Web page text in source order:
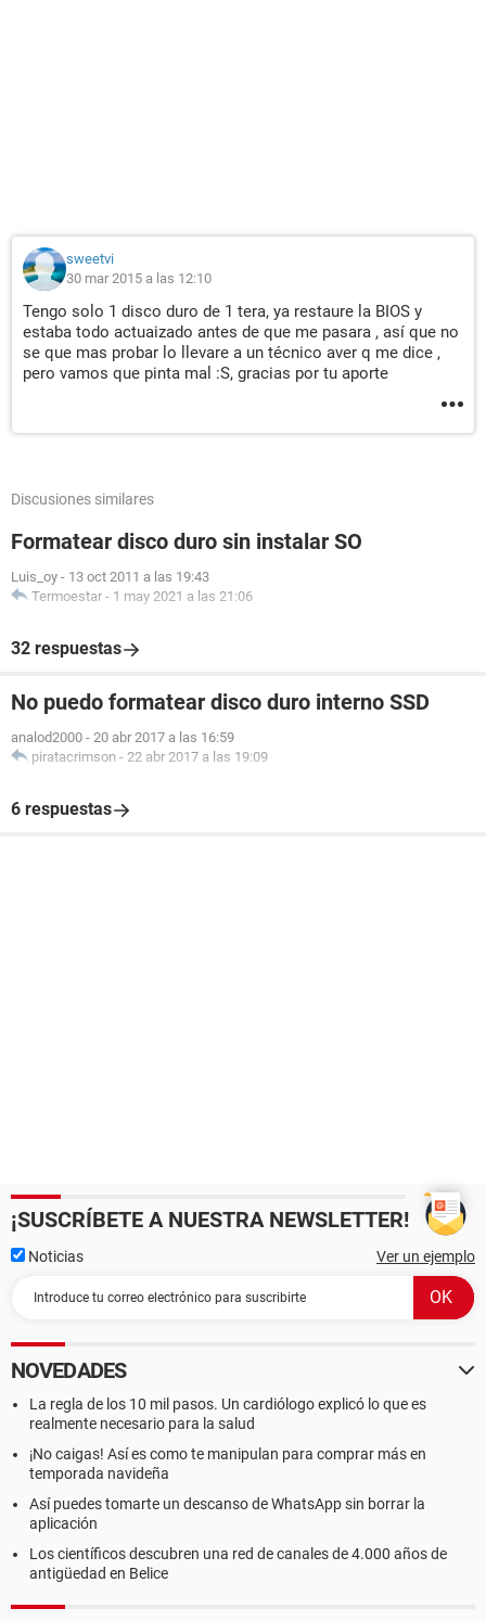
sweetvi
30 mar 2015 a las 12:10
Tengo solo 1 disco duro de 1 tera, ya restaure la BIOS y
estaba todo actuaizado antes de que me pasara , así que no
se que mas probar lo llevare a un técnico aver q me dice ,
pero vamos que pinta mal :S, gracias por tu aporte
Discusiones similares
Formatear disco duro sin instalar SO
Luis_oy - 13 oct 2011 a las 19:43
Termoestar - 1 may 2021 a las 21:06
32 respuestas
No puedo formatear disco duro interno SSD
analod2000 - 20 abr 2017 a las 16:59
piratacrimson - 22 abr 2017 a las 19:09
6 respuestas
¡SUSCRÍBETE A NUESTRA NEWSLETTER!
Noticias Ver un ejemplo
NOVEDADES
La regla de los 10 mil pasos. Un cardiólogo explicó lo que es
realmente necesario para la salud
¡No caigas! Así es como te manipulan para comprar más en
temporada navideña
Así puedes tomarte un descanso de WhatsApp sin borrar la
aplicación
Los científicos descubren una red de canales de 4.000 años de
antigüedad en Belice